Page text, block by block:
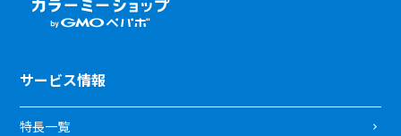
サービス情報
特長一覧